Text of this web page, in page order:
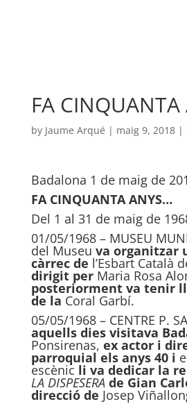
FA CINQUANTA
by Jaume Arqué | maig 9, 2018|
Badalona 1 de maig de
FA CINQUANTA ANYS…
Del 1 al 31 de maig de
01/05/1968 – MUSEU
del Museu va organitzar
càrrec de l’Esbart Català
dirigit perMaria Rosa
posteriorment va tenir
de la Coral Garbí.
05/05/1968 – CENTRE P.
aquells dies visitava
Ponsirenas, ex actor i
parroquial els anys 40 i
escènic li va dedicar la
LA DISPESERA de Gian
direcció de Josep